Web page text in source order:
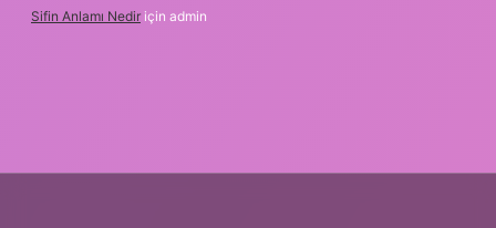
Sifin Anlamı Nedir için admin